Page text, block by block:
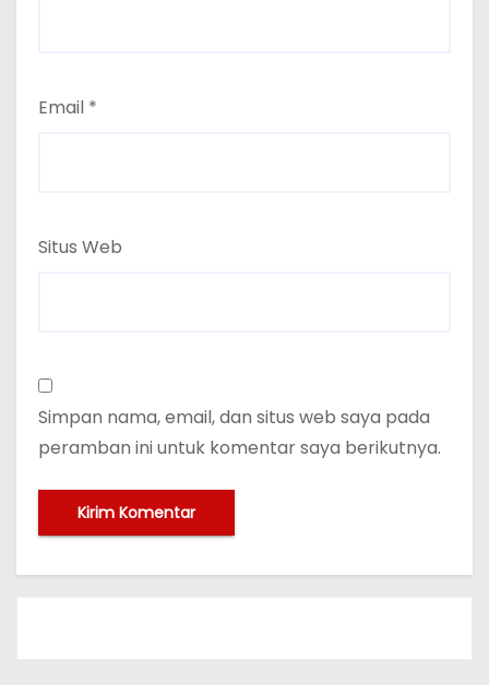
Email *
Situs Web
Simpan nama, email, dan situs web saya pada
peramban ini untuk komentar saya berikutnya.